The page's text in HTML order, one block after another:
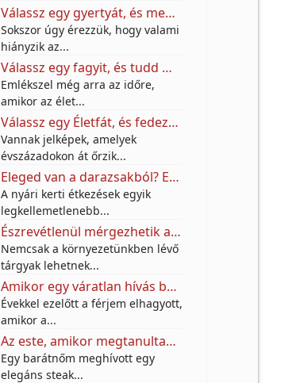
Válassz egy gyertyát, és megtudhatod: mi hiányzik most leginkább az életedből
Sokszor úgy érezzük, hogy valami
hiányzik az...
Válassz egy fagyit, és tudd meg, mire vágyik valójában a benned élő gyermek!
Emlékszel még arra az időre,
amikor az élet...
Válassz egy Életfát, és fedezd fel, milyen különleges örökséget hagytak rád az őseid
Vannak jelképek, amelyek
évszázadokon át őrzik...
Eleged van a darazsakból? Ezt az egyszerű konyhai trükköt sokan használják a teraszon – vegyszerek nélkül
A nyári kerti étkezések egyik
legkellemetlenebb...
Észrevétlenül mérgezhetik a mindennapjaidat: Ez a 3 szokás sokak szerint távol tartja a boldogságot
Nemcsak a környezetünkben lévő
tárgyak lehetnek...
Amikor egy váratlan hívás békét hozott
Évekkel ezelőtt a férjem elhagyott,
amikor a...
Az este, amikor megtanultam a határok és a barátság értékét
Egy barátnőm meghívott egy
elegáns steak...